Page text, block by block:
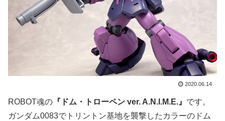
2020.06.14
ROBOT魂の 『ドム・トローペン ver. A.N.I.M.E.』 です。
ガンダム0083でトリントン基地を襲撃したカラーのドム